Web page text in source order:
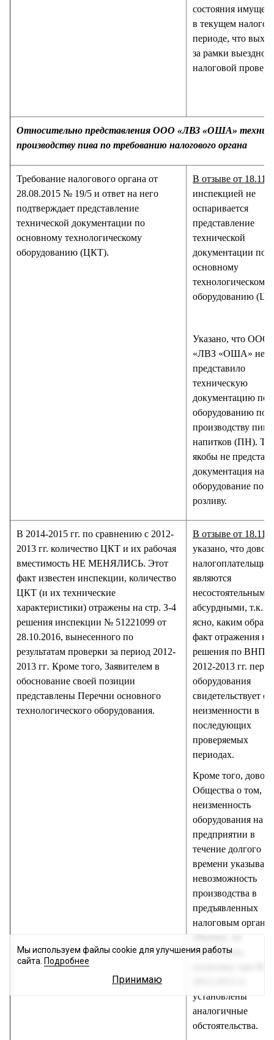
состояния
в текущем
периоде, что
за рамки выездной
налоговой
Относительно представления ООО «ЛВЗ «ОША»
производству пива по требованию налогового органа
Требование налогового органа от
28.08.2015 № 19/5 и ответ на него
подтверждает представление
технической документации по
основному технологическому
оборудованию (ЦКТ).
В отзыве от
инспекцией не
оспаривается
представление
технической
документации по
основному
технологическому
оборудованию
Указано, что ООО
«ЛВЗ «ОША» не
представило
техническую
документацию по
оборудованию по
производству
напитков (ПН).
якобы не
документация на
оборудование по
розливу.
В 2014-2015 гг. по сравнению с 2012-
2013 гг. количество ЦКТ и их рабочая
вместимость НЕ МЕНЯЛИСЬ. Этот
факт известен инспекции, количество
ЦКТ (и их технические
характеристики) отражены на стр. 3-4
решения инспекции № 51221099 от
28.10.2016, вынесенного по
результатам проверки за период 2012-
2013 гг. Кроме того, Заявителем в
обоснование своей позиции
представлены Перечни основного
технологического оборудования.
В отзыве от
указано, что
являются
несостоятельными
абсурдными, т.к.
ясно, каким
факт отражения на
решения по ВНП
2012-2013 гг.
оборудования
свидетельствует о
неизменности в
последующих
проверяемых
периодах.
Кроме того, довод
Общества о том,
неизменность
оборудования на
предприятии в
течение долгого
времени
невозможность
производства в
предъявленных
налоговым
объемах, не
состоятелен,
установлены
аналогичные
обстоятельства.
Мы используем файлы cookie для улучшения работы
сайта. Подробнее
Принимаю